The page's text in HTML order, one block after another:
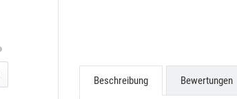
Beschreibung Bewertungen